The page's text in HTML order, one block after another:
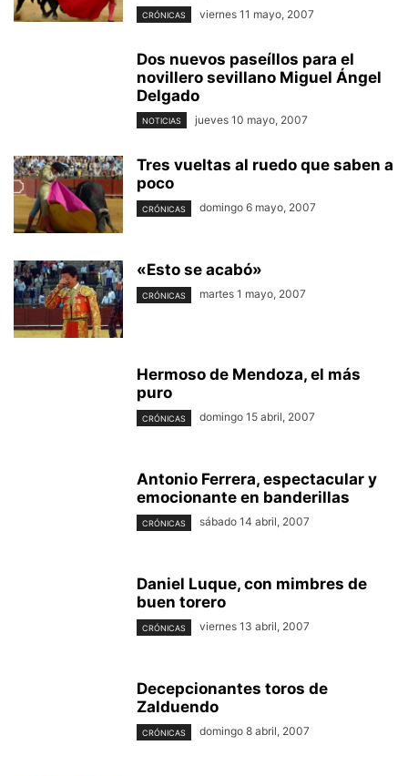
CRÓNICAS viernes 11 mayo, 2007
Dos nuevos paseíllos para el
novillero sevillano Miguel Ángel
Delgado
NOTICIAS jueves 10 mayo, 2007
Tres vueltas al ruedo que saben a
poco
CRÓNICAS domingo 6 mayo, 2007
«Esto se acabó»
CRÓNICAS martes 1 mayo, 2007
Hermoso de Mendoza, el más
puro
CRÓNICAS domingo 15 abril, 2007
Antonio Ferrera, espectacular y
emocionante en banderillas
CRÓNICAS sábado 14 abril, 2007
Daniel Luque, con mimbres de
buen torero
CRÓNICAS viernes 13 abril, 2007
Decepcionantes toros de
Zalduendo
CRÓNICAS domingo 8 abril, 2007